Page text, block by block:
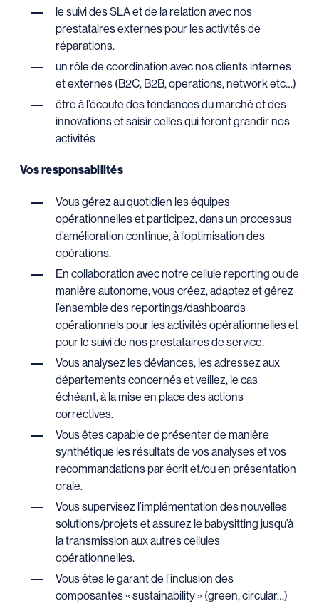
le suivi des SLA et de la relation avec nos
prestataires externes pour les activités de
réparations.
un rôle de coordination avec nos clients internes
et externes (B2C, B2B, operations, network etc…)
être à l’écoute des tendances du marché et des
innovations et saisir celles qui feront grandir nos
activités
Vos responsabilités
Vous gérez au quotidien les équipes
opérationnelles et participez, dans un processus
d’amélioration continue, à l’optimisation des
opérations.
En collaboration avec notre cellule reporting ou de
manière autonome, vous créez, adaptez et gérez
l’ensemble des reportings/dashboards
opérationnels pour les activités opérationnelles et
pour le suivi de nos prestataires de service.
Vous analysez les déviances, les adressez aux
départements concernés et veillez, le cas
échéant, à la mise en place des actions
correctives.
Vous êtes capable de présenter de manière
synthétique les résultats de vos analyses et vos
recommandations par écrit et/ou en présentation
orale.
Vous supervisez l’implémentation des nouvelles
solutions/projets et assurez le babysitting jusqu’à
la transmission aux autres cellules
opérationnelles.
Vous êtes le garant de l’inclusion des
composantes « sustainability » (green, circular…)